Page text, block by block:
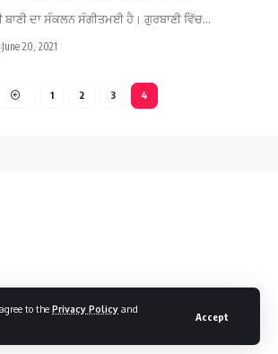
to the Privacy Policy and
Accept
ਬਾਣੀ ਦਾ ਸੰਕਲਨ ਸੰਗੀਤਮਈ ਹੈ। ਗੁਰਬਾਣੀ ਵਿੱਚ…
June 20, 2021
1 2 3 4